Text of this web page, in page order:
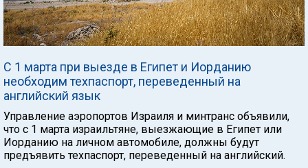
С 1 марта при выезде в Египет и Иорданию
необходим техпаспорт, переведенный на
английский язык
Управление аэропортов Израиля и минтранс объявили,
что с 1 марта израильтяне, выезжающие в Египет или
Иорданию на личном автомобиле, должны будут
предъявить техпаспорт, переведенный на английский.